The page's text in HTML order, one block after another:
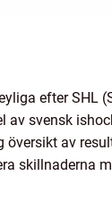
efter SHL
svensk
av
skillnaderna